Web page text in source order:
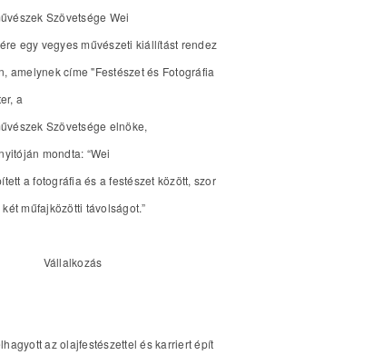
Szövetsége Wei
egy vegyes művészeti kiállítást rendez
amelynek címe "Festészet és Fotográfia
a
Szövetsége elnöke,
mondta: “Wei
a fotográfia és a festészet között, szor
műfajközötti távolságot.”
Vállalkozás
az olajfestészettel és karriert épít